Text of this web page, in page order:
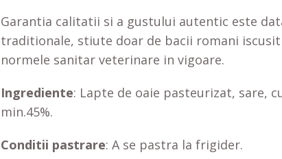
Garantia calitatii si a gustului autentic este
traditionale, stiute doar de bacii romani
normele sanitar veterinare in vigoare.
Ingrediente: Lapte de oaie pasteurizat, sare,
min.45%.
Conditii pastrare: A se pastra la frigider.